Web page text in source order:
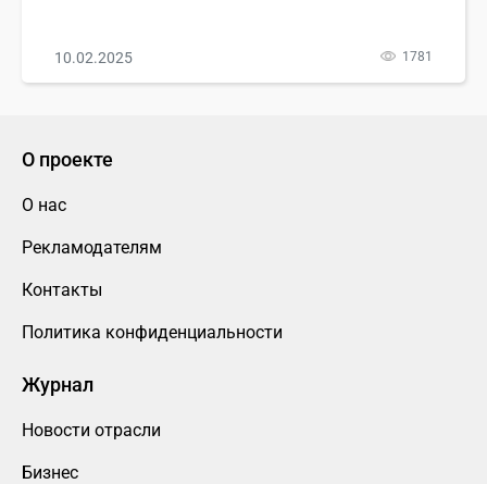
10.02.2025 1781
О проекте
О нас
Рекламодателям
Контакты
Политика конфиденциальности
Журнал
Новости отрасли
Бизнес